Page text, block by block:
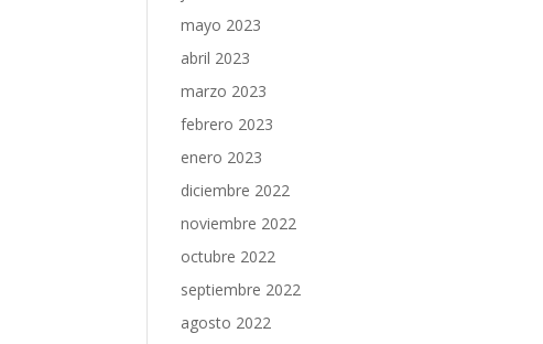
mayo 2023
abril 2023
marzo 2023
febrero 2023
enero 2023
diciembre 2022
noviembre 2022
octubre 2022
septiembre 2022
agosto 2022